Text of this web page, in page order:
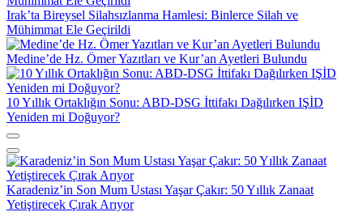
Irak’ta Bireysel Silahsızlanma Hamlesi: Binlerce Silah ve
Mühimmat Ele Geçirildi
Medine’de Hz. Ömer Yazıtları ve Kur’an Ayetleri Bulundu
10 Yıllık Ortaklığın Sonu: ABD-DSG İttifakı Dağılırken IŞİD
Yeniden mi Doğuyor?
Karadeniz’in Son Mum Ustası Yaşar Çakır: 50 Yıllık Zanaat
Yetiştirecek Çırak Arıyor